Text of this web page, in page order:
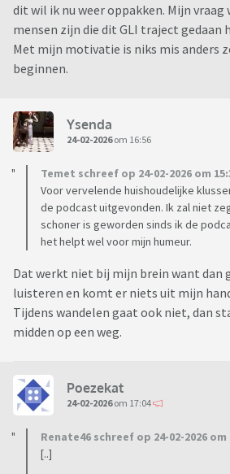
dit wil ik nu weer oppakken. Mijn vraag
mensen zijn die dit GLI traject gedaan
Met mijn motivatie is niks mis anders
beginnen.
Ysenda
24-02-2026om 16:56
Temet schreef op 24-02-2026 om
Voor vervelende huishoudelijke
de podcast uitgevonden. Ik zal niet
schoner is geworden sinds ik de
het helpt wel voor mijn humeur.
Dat werkt niet bij mijn brein want dan
luisteren en komt er niets uit mijn
Tijdens wandelen gaat ook niet, dan
midden op een weg.
Poezekat
24-02-2026om 17:04
Renate46 schreef op 24-02-2026 om
[..]